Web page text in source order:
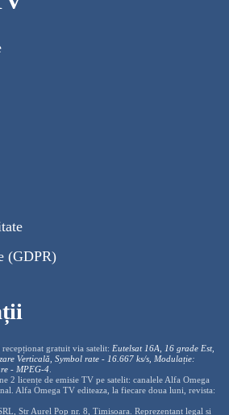
(GDPR)
gratuit via satelit: Eutelsat 16A, 16 grade Est,
Verticală, Symbol rate - 16.667 ks/s, Modulație:
- MPEG-4
2 licențe de emisie TV pe satelit: canalele Alfa Omega
Alfa Omega TV editeaza, la fiecare doua luni, revista:
Str Aurel Pop nr. 8, Timisoara. Reprezentant legal și